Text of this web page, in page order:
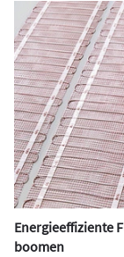
Energieeffiziente
boomen